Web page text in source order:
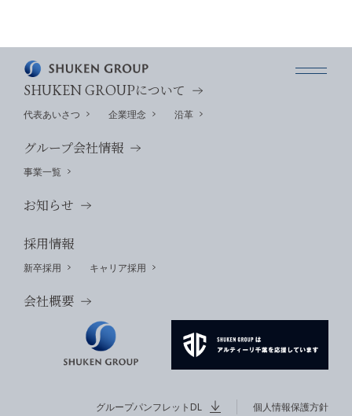
SHUKEN GROUPについて
代表あいさつ 企業理念 沿革
グループ会社情報
事業一覧
お知らせ
採用情報
新卒採用 キャリア採用
会社概要
グループパンフレットDL 個人情報保護方針